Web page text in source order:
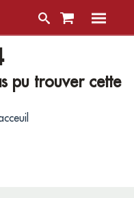
pu trouver cette